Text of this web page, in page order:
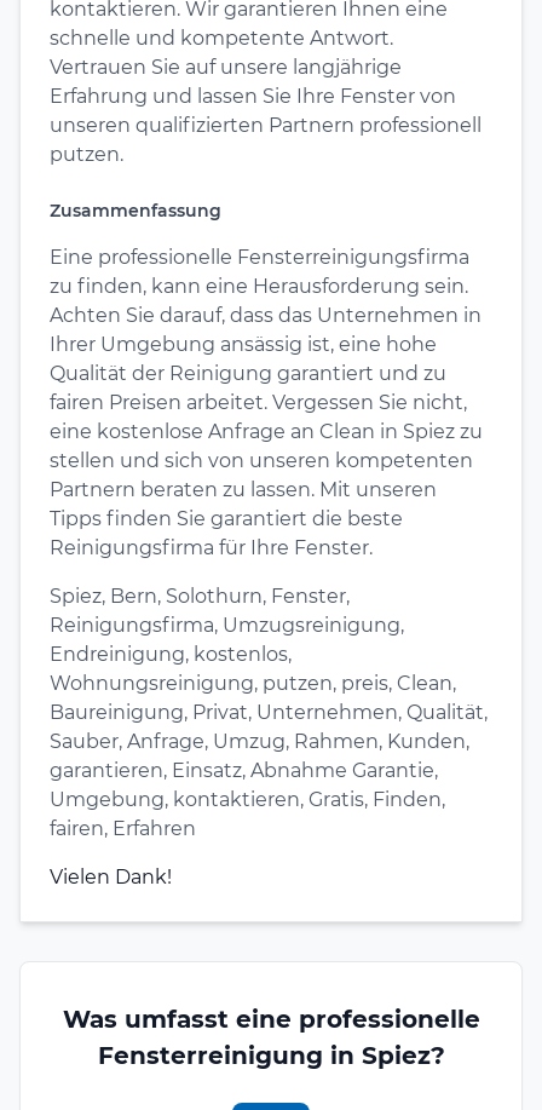
kontaktieren. Wir garantieren Ihnen eine
schnelle und kompetente Antwort.
Vertrauen Sie auf unsere langjährige
Erfahrung und lassen Sie Ihre Fenster von
unseren qualifizierten Partnern professionell
putzen.
Zusammenfassung
Eine professionelle Fensterreinigungsfirma
zu finden, kann eine Herausforderung sein.
Achten Sie darauf, dass das Unternehmen in
Ihrer Umgebung ansässig ist, eine hohe
Qualität der Reinigung garantiert und zu
fairen Preisen arbeitet. Vergessen Sie nicht,
eine kostenlose Anfrage an Clean in Spiez zu
stellen und sich von unseren kompetenten
Partnern beraten zu lassen. Mit unseren
Tipps finden Sie garantiert die beste
Reinigungsfirma für Ihre Fenster.
Spiez, Bern, Solothurn, Fenster,
Reinigungsfirma, Umzugsreinigung,
Endreinigung, kostenlos,
Wohnungsreinigung, putzen, preis, Clean,
Baureinigung, Privat, Unternehmen, Qualität,
Sauber, Anfrage, Umzug, Rahmen, Kunden,
garantieren, Einsatz, Abnahme Garantie,
Umgebung, kontaktieren, Gratis, Finden,
fairen, Erfahren
Vielen Dank!
Was umfasst eine professionelle
Fensterreinigung in Spiez?